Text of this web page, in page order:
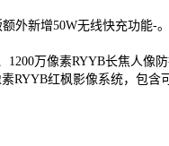
外新增50W无线快充功能-
万像素RYYB长焦人像
RYYB红枫影像系统，包